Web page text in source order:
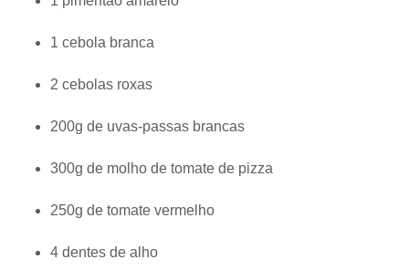
1 cebola branca
2 cebolas roxas
200g de uvas-passas brancas
300g de molho de tomate de pizza
250g de tomate vermelho
4 dentes de alho